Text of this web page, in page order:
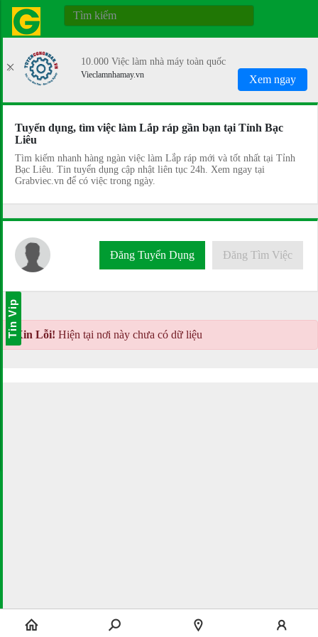
10.000 Việc làm nhà máy toàn quốc
Vieclamnhamay.vn Xem ngay
Tuyển dụng, tìm việc làm Lắp ráp gần bạn tại Tỉnh Bạc
Liêu
Tìm kiếm nhanh hàng ngàn việc làm Lắp ráp mới và tốt nhất tại Tỉnh
Bạc Liêu. Tin tuyển dụng cập nhật liên tục 24h. Xem ngay tại
Grabviec.vn để có việc trong ngày.
Đăng Tuyển Dụng Đăng Tìm Việc
Xin Lỗi! Hiện tại nơi này chưa có dữ liệu
Tin Vip